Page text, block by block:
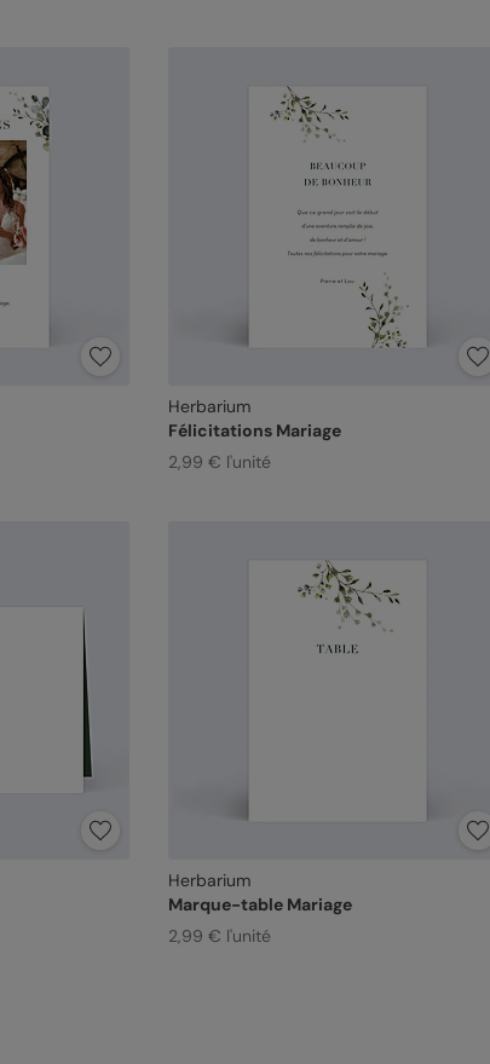
Herbarium
Félicitations Mariage
2,99 € l'unité
Herbarium
Marque-table Mariage
2,99 € l'unité